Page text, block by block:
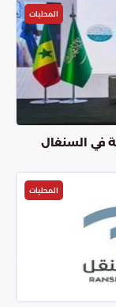
المحليات
في السنغال
المحليات